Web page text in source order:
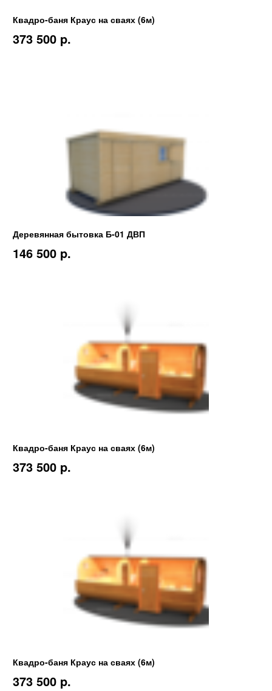
Квадро-баня Краус на сваях (6м)
373 500 p.
Деревянная бытовка Б-01 ДВП
146 500 p.
Квадро-баня Краус на сваях (6м)
373 500 p.
Квадро-баня Краус на сваях (6м)
373 500 p.